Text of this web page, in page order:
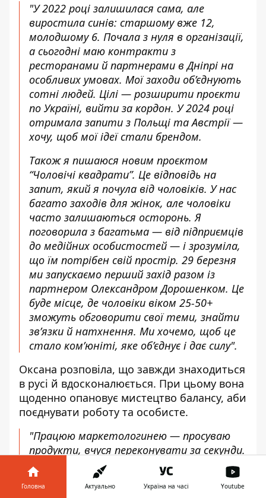
"У 2022 році залишилася сама, але
виростила синів: старшому вже 12,
молодшому 6. Почала з нуля в організації,
а сьогодні маю контракти з
ресторанами й партнерами в Дніпрі на
особливих умовах. Мої заходи об’єднують
сотні людей. Цілі — розширити проєкти
по Україні, вийти за кордон. У 2024 році
отримала запити з Польщі та Австрії —
хочу, щоб мої ідеї стали брендом.
Також я пишаюся новим проєктом
“Чоловічі квадрати”. Це відповідь на
запит, який я почула від чоловіків. У нас
багато заходів для жінок, але чоловіки
часто залишаються осторонь. Я
поговорила з багатьма — від підприємців
до медійних особистостей — і зрозуміла,
що їм потрібен свій простір. 29 березня
ми запускаємо перший захід разом із
партнером Олександром Дорошенком. Це
буде місце, де чоловіки віком 25-50+
зможуть обговорити свої теми, знайти
зв’язки й натхнення. Ми хочемо, щоб це
стало ком’юніті, яке об’єднує і дає силу".
Оксана розповіла, що завжди знаходиться
в русі й вдосконалюється. При цьому вона
щоденно опановує мистецтво балансу, аби
поєднувати роботу та особисте.
"Працюю маркетологинею — просуваю
продукти, вчуся переконувати за секунди.
Організація навчила мене гнучкості:
колись переконала ресторан відкритися
раніше для гостей — вони були в захваті.
Головна Актуально Україна на часі Youtube